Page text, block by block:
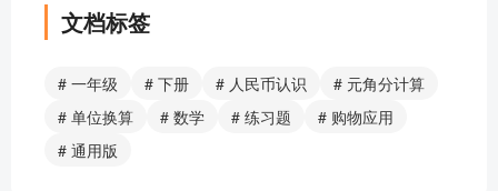
文档标签
# 一年级 # 下册 # 人民币认识
# 元角分计算
# 单位换算
# 数学 # 练习题
# 购物应用
# 通用版